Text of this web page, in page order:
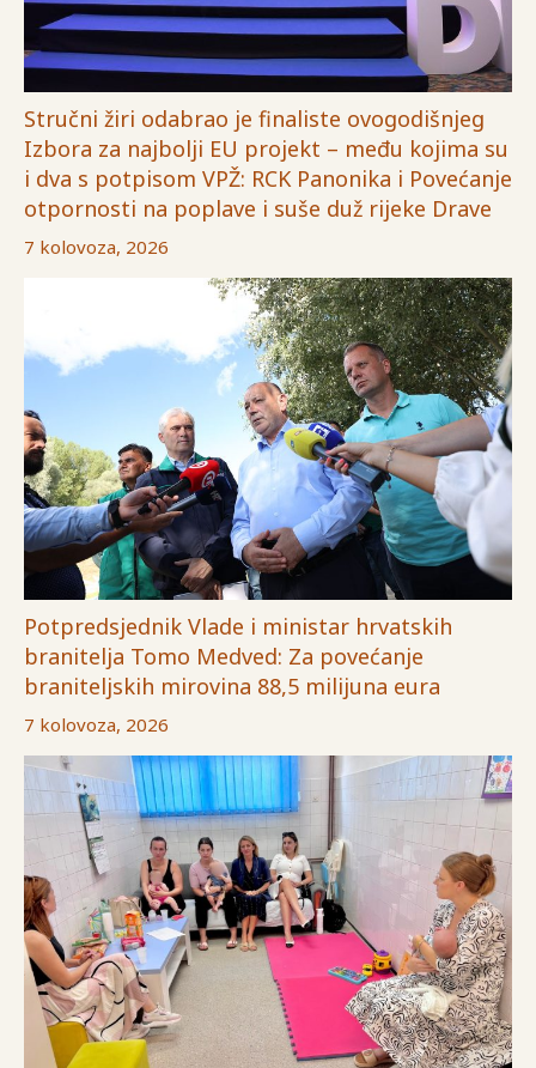
Stručni žiri odabrao je finaliste ovogodišnjeg
Izbora za najbolji EU projekt – među kojima su
i dva s potpisom VPŽ: RCK Panonika i Povećanje
otpornosti na poplave i suše duž rijeke Drave
7 kolovoza, 2026
Potpredsjednik Vlade i ministar hrvatskih
branitelja Tomo Medved: Za povećanje
braniteljskih mirovina 88,5 milijuna eura
7 kolovoza, 2026